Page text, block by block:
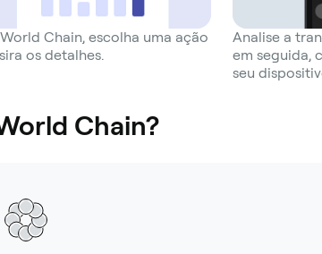
Chain, escolha uma ação
os detalhes.
Analise a
em seguida,
seu
Chain?